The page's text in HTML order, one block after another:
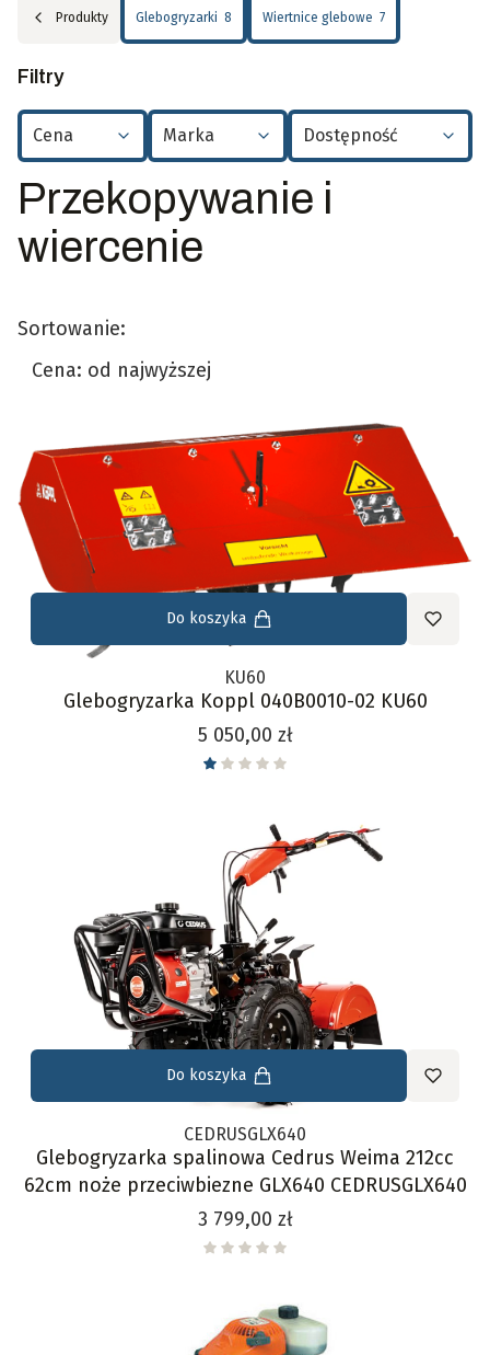
Produkty Glebogryzarki 8 Wiertnice glebowe 7
Filtry
Cena Marka Dostępność
Koniec filtrów
Przekopywanie i
wiercenie
Lista produktów
Sortowanie:
Cena: od najwyższej
Do koszyka
KU60
Glebogryzarka Koppl 040B0010-02 KU60
Cena
5 050,00 zł
Do koszyka
CEDRUSGLX640
Glebogryzarka spalinowa Cedrus Weima 212cc
62cm noże przeciwbiezne GLX640 CEDRUSGLX640
Cena
3 799,00 zł